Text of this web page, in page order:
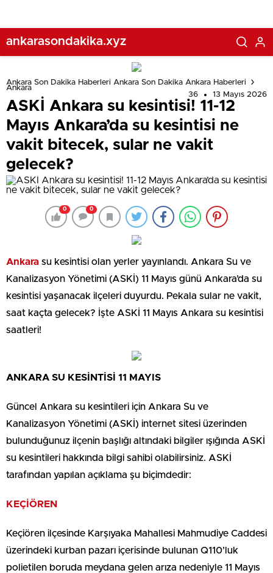
ankarasondakika.xyz
Ankara Son Dakika Haberleri Ankara Son Dakika Ankara Haberleri
Ankara
36
13 Mayıs 2026
ASKİ Ankara su kesintisi! 11-12
Mayıs Ankara’da su kesintisi ne
vakit bitecek, sular ne vakit
gelecek?
0 0
Ankara su kesintisi olan yerler yayınlandı. Ankara Su ve
Kanalizasyon Yönetimi (ASKİ) 11 Mayıs günü Ankara’da su
kesintisi yaşanacak ilçeleri duyurdu. Pekala sular ne vakit,
saat kaçta gelecek? İşte ASKİ 11 Mayıs Ankara su kesintisi
saatleri!
ANKARA SU KESİNTİSİ 11 MAYIS
Güncel Ankara su kesintileri için Ankara Su ve
Kanalizasyon Yönetimi (ASKİ) internet sitesi üzerinden
bulunduğunuz ilçenin başlığı altındaki bilgiler ışığında ASKİ
su kesintileri hakkında bilgi sahibi olabilirsiniz. ASKİ
tarafından yapılan açıklama şu biçimdedir:
KEÇİÖREN
Keçiören ilçesinde Karşıyaka Mahallesi Mahmudiye Caddesi
üzerindeki kurban pazarı içerisinde bulunan Q110’luk
polietilen boruda meydana gelen arıza nedeniyle 11 Mayıs